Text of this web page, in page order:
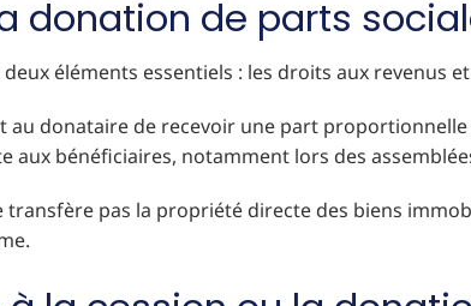
donation de parts
éléments essentiels : les droits aux revenus
au donataire de recevoir une part proportionnelle
aux bénéficiaires, notamment lors des
pas la propriété directe des biens